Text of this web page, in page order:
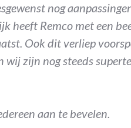
nog
heeft Remco met een
Ook dit verliep
wij zijn nog steeds
aan te bevelen.